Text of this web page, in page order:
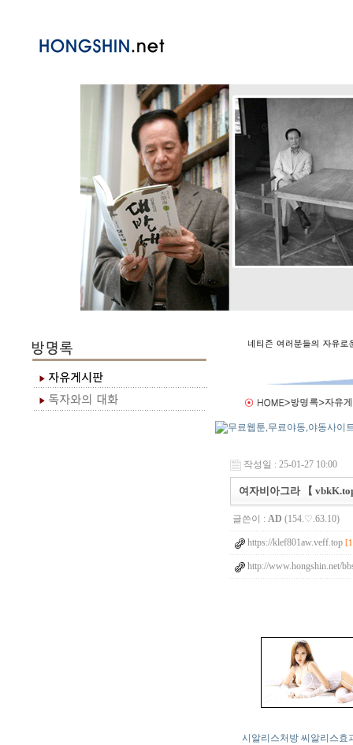
작성일 : 25-01-27 10:00
여자비아그라 【
글쓴이 : AD (154.♡.63.10)
https://klef801aw.veff.top
http://www.hongshin.net/
시알리스처방 씨알리스효